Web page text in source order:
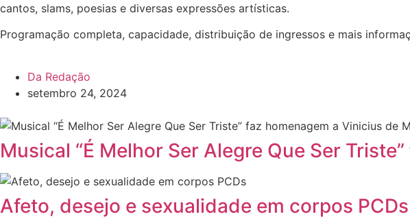
cantos, slams, poesias e diversas expressões artísticas.
Programação completa, capacidade, distribuição de ingressos e mais
Da Redação
setembro 24, 2024
Musical “É Melhor Ser Alegre Que Ser
Afeto, desejo e sexualidade em corpos PCDs